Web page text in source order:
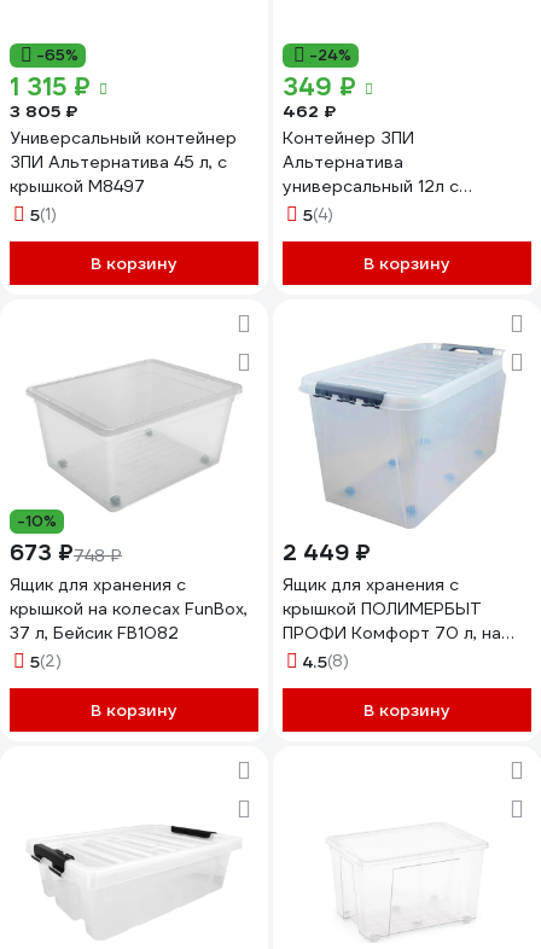
-65%
1 315 ₽
3 805 ₽
Универсальный контейнер
ЗПИ Альтернатива 45 л, с
крышкой М8497
5(1)
В корзину
-24%
349 ₽
462 ₽
Контейнер ЗПИ
Альтернатива
универсальный 12л с
крышкой М8311
5(4)
В корзину
-10%
673 ₽748 ₽
Ящик для хранения с
крышкой на колесах FunBox,
37 л, Бейсик FB1082
5(2)
В корзину
2 449 ₽
Ящик для хранения с
крышкой ПОЛИМЕРБЫТ
ПРОФИ Комфорт 70 л, на
колесах, прозрачный
4.5(8)
В корзину